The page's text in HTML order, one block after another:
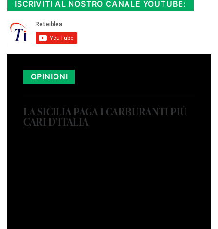
ISCRIVITI AL NOSTRO CANALE YOUTUBE:
OPINIONI
LA SICILIA PAGA I CARBURANTI PIÙ
CARI D’ITALIA